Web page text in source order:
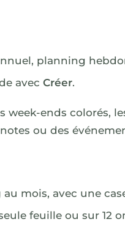
planning
avec Créer.
week-ends colorés,
ou des
mois, avec une
feuille ou sur 12